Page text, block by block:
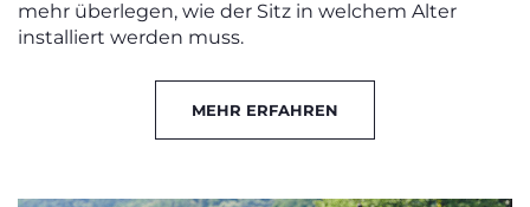
mehr überlegen, wie der Sitz in welchem Alter
installiert werden muss.
MEHR ERFAHREN